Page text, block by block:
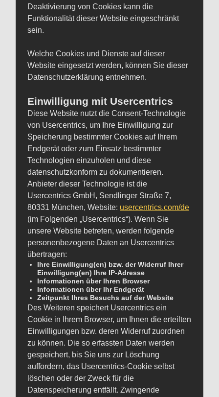
Deaktivierung von Cookies kann die
Funktionalität dieser Website eingeschränkt
sein.
Welche Cookies und Dienste auf dieser
Website eingesetzt werden, können Sie dieser
Datenschutzerklärung entnehmen.
Einwilligung mit Usercentrics
Diese Website nutzt die Consent-Technologie
von Usercentrics, um Ihre Einwilligung zur
Speicherung bestimmter Cookies auf Ihrem
Endgerät oder zum Einsatz bestimmter
Technologien einzuholen und diese
datenschutzkonform zu dokumentieren.
Anbieter dieser Technologie ist die
Usercentrics GmbH, Sendlinger Straße 7,
80331 München, Website: usercentrics.com/de
(im Folgenden „Usercentrics“). Wenn Sie
unsere Website betreten, werden folgende
personenbezogene Daten an Usercentrics
übertragen:
Ihre Einwilligung(en) bzw. der Widerruf Ihrer
Einwilligung(en) Ihre IP-Adresse
Informationen über Ihren Browser
Informationen über Ihr Endgerät
Zeitpunkt Ihres Besuchs auf der Website
Des Weiteren speichert Usercentrics ein
Cookie in Ihrem Browser, um Ihnen die erteilten
Einwilligungen bzw. deren Widerruf zuordnen
zu können. Die so erfassten Daten werden
gespeichert, bis Sie uns zur Löschung
auffordern, das Usercentrics-Cookie selbst
löschen oder der Zweck für die
Datenspeicherung entfällt. Zwingende